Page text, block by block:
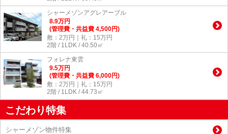
シャーメゾンアグレアーブル
8.9万円
(管理費・共益費 4,500円)
敷：2万円｜礼：15万円
2階 / 1LDK / 40.50㎡
フォレナ東雲
9.5万円
(管理費・共益費 6,000円)
敷：2万円｜礼：15万円
2階 / 1LDK / 44.73㎡
こだわり特集
シャーメゾン物件特集